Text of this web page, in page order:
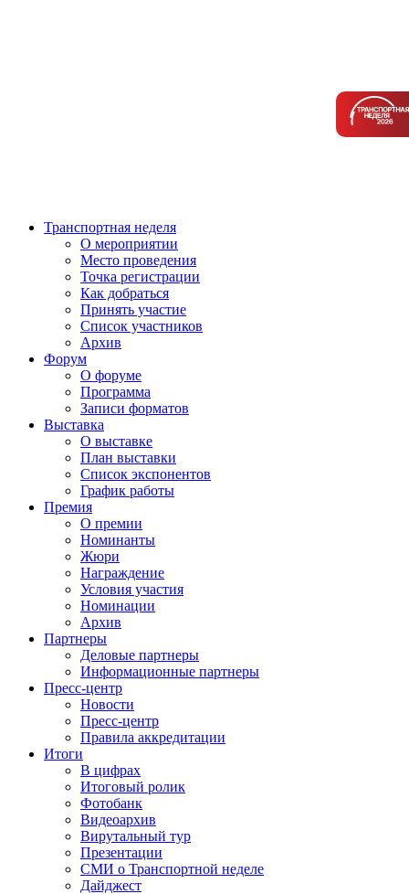
Транспортная неделя
О мероприятии
Место проведения
Точка регистрации
Как добраться
Принять участие
Список участников
Архив
Форум
О форуме
Программа
Записи форматов
Выставка
О выставке
План выставки
Список экспонентов
График работы
Премия
О премии
Номинанты
Жюри
Награждение
Условия участия
Номинации
Архив
Партнеры
Деловые партнеры
Информационные партнеры
Пресс-центр
Новости
Пресс-центр
Правила аккредитации
Итоги
В цифрах
Итоговый ролик
Фотобанк
Видеоархив
Вирутальный тур
Презентации
СМИ о Транспортной неделе
Дайджест